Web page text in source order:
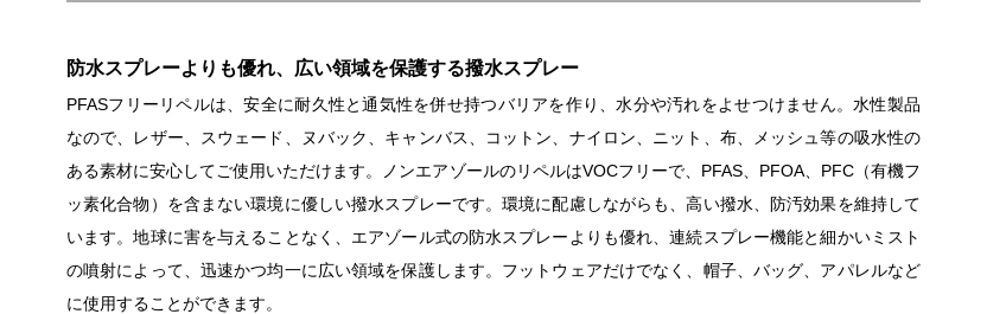
防水スプレーよりも優れ、広い領域を保護する撥水スプレー
PFASフリーリペルは、安全に耐久性と通気性を併せ持つバリアを作り、水分や汚れをよせつけません。水性製品
なので、レザー、スウェード、ヌバック、キャンバス、コットン、ナイロン、ニット、布、メッシュ等の吸水性の
ある素材に安心してご使用いただけます。ノンエアゾールのリペルはVOCフリーで、PFAS、PFOA、PFC（有機フ
ッ素化合物）を含まない環境に優しい撥水スプレーです。環境に配慮しながらも、高い撥水、防汚効果を維持して
います。地球に害を与えることなく、エアゾール式の防水スプレーよりも優れ、連続スプレー機能と細かいミスト
の噴射によって、迅速かつ均一に広い領域を保護します。フットウェアだけでなく、帽子、バッグ、アパレルなど
に使用することができます。